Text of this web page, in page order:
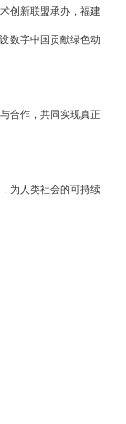
创新联盟承办，福建
数字中国贡献绿色动
合作，共同实现真正
为人类社会的可持续